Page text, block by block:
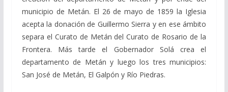
municipio de Metán. El 26 de mayo de 1859 la Iglesia
acepta la donación de Guillermo Sierra y en ese ámbito
separa el Curato de Metán del Curato de Rosario de la
Frontera. Más tarde el Gobernador Solá crea el
departamento de Metán y luego los tres municipios:
San José de Metán, El Galpón y Río Piedras.